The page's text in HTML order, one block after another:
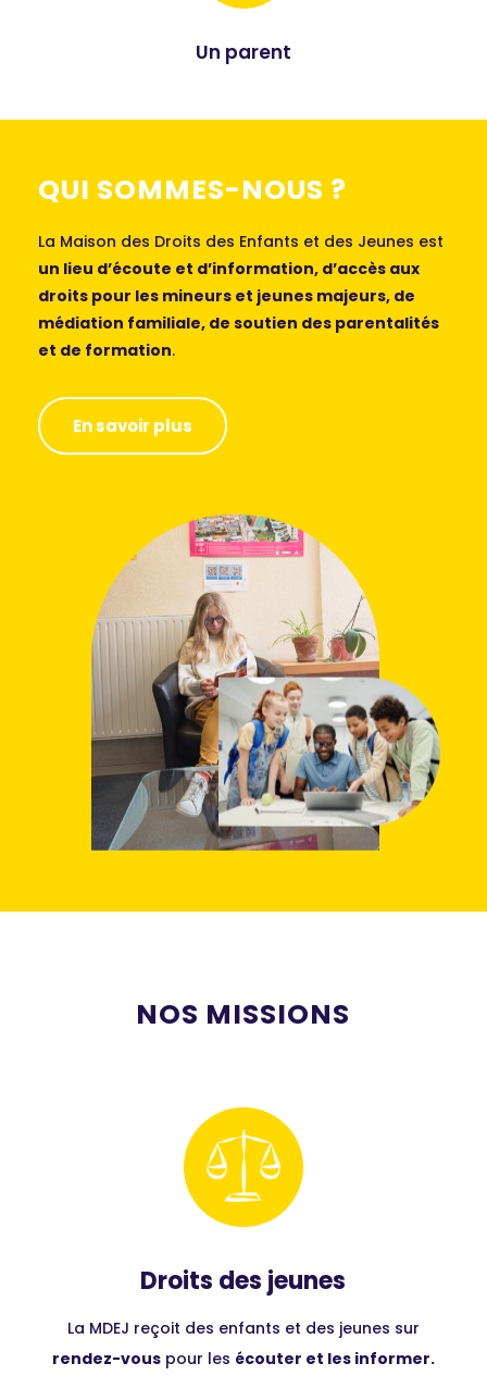
Un parent
QUI SOMMES-NOUS ?
La Maison des Droits des Enfants et des Jeunes est
un lieu d’écoute et d’information, d’accès aux
droits pour les mineurs et jeunes majeurs, de
médiation familiale, de soutien des parentalités
et de formation.
En savoir plus
NOS MISSIONS
Droits des jeunes
La MDEJ reçoit des enfants et des jeunes sur
rendez-vouspour les écouter et les informer.